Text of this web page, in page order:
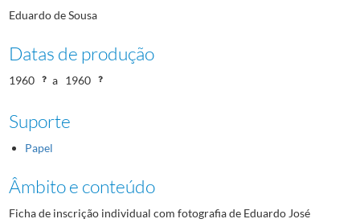
Eduardo de Sousa
Datas de produção
1960 a 1960
Suporte
Papel
Âmbito e conteúdo
Ficha de inscrição individual com fotografia de Eduardo José